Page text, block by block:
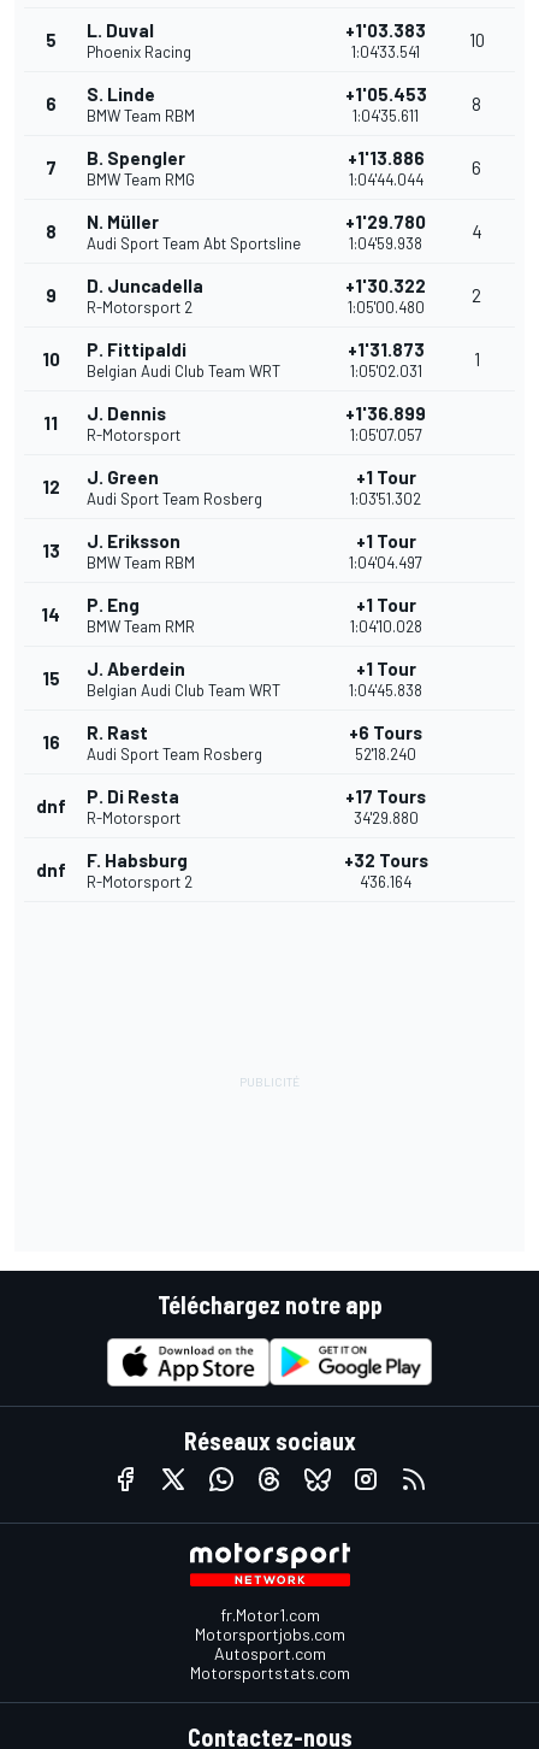
5 L. Duval
Phoenix Racing
+1'03.383
1:04'33.541
10
6 S. Linde
BMW Team RBM
+1'05.453
1:04'35.611
8
7 B. Spengler
BMW Team RMG
+1'13.886
1:04'44.044
6
8 N. Müller
Audi Sport Team Abt Sportsline
+1'29.780
1:04'59.938
4
9 D. Juncadella
R-Motorsport 2
+1'30.322
1:05'00.480
2
10 P. Fittipaldi
Belgian Audi Club Team WRT
+1'31.873
1:05'02.031
1
11 J. Dennis
R-Motorsport
+1'36.899
1:05'07.057
12 J. Green
Audi Sport Team Rosberg
+1 Tour
1:03'51.302
13 J. Eriksson
BMW Team RBM
+1 Tour
1:04'04.497
14 P. Eng
BMW Team RMR
+1 Tour
1:04'10.028
15 J. Aberdein
Belgian Audi Club Team WRT
+1 Tour
1:04'45.838
16 R. Rast
Audi Sport Team Rosberg
+6 Tours
52'18.240
dnf P. Di Resta
R-Motorsport
+17 Tours
34'29.880
dnf F. Habsburg
R-Motorsport 2
+32 Tours
4'36.164
Téléchargez notre app
Réseaux sociaux
fr.Motor1.com
Motorsportjobs.com
Autosport.com
Motorsportstats.com
Contactez-nous